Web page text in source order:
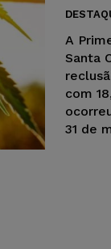
A
Santa
com
31 de